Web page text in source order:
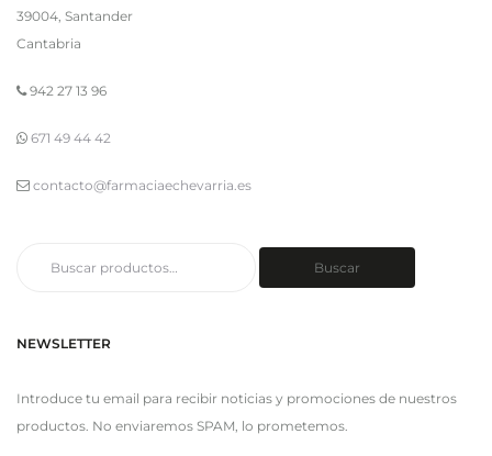
39004, Santander
Cantabria
942 27 13 96
671 49 44 42
contacto@farmaciaechevarria.es
Buscar
NEWSLETTER
Introduce tu email para recibir noticias y promociones de nuestros
productos. No enviaremos SPAM, lo prometemos.